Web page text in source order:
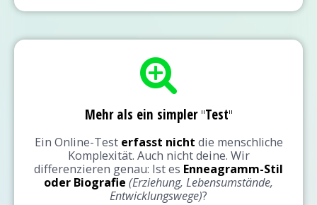
Mehr als ein simpler"Test"
Ein Online-Test erfasst nicht die menschliche
Komplexität. Auch nicht deine. Wir
differenzieren genau: Ist es Enneagramm-Stil
oder Biografie (Erziehung, Lebensumstände,
Entwicklungswege)?